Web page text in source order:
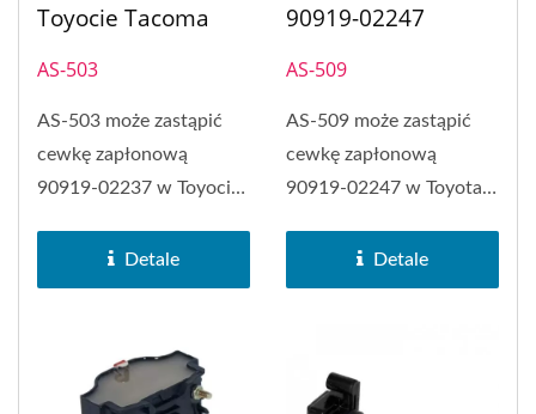
Toyocie Tacoma
AS-503
AS-503 może zastąpić
cewkę zapłonową
90919-02237 w Toyocie
Detale
90919-02247
AS-509
AS-509 może zastąpić
cewkę zapłonową
90919-02247 w Toyota
Detale